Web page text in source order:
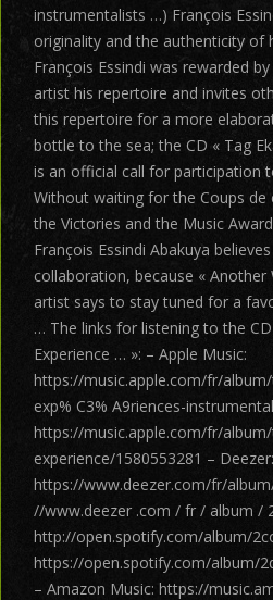
instrumentalists …) François
originality and the authenticity
François Essindi was rewarded
artist his repertoire and invites
this repertoire for a more
bottle to the sea; the CD « Tag
is an official call for participation
Without waiting for the Coups
the Victories and the Music
François Essindi Abakuya
collaboration, because « Another
artist says to stay tuned for a
… The links for listening to the
Experience … »: – Apple Music:
https://music.apple.com/fr/
exp% C3% A9riences-
https://music.apple.com/fr/
experience/1580553281 – Deezer:
https://www.deezer.com/fr/
//www.deezer .com / fr / album /
http://open.spotify.com/album/
https://open.spotify.com/album/
– Amazon Music: https://